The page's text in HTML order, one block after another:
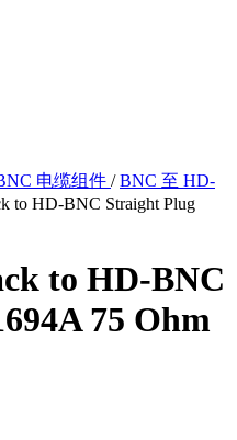
电缆组件 / BNC 至 HD-
to HD-BNC Straight Plug
to HD-BNC
75 Ohm